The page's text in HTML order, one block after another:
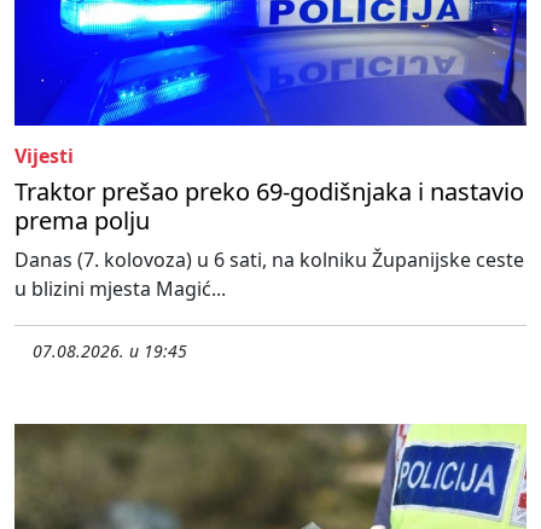
Vijesti
Traktor prešao preko 69-godišnjaka i nastavio
prema polju
Danas (7. kolovoza) u 6 sati, na kolniku Županijske ceste
u blizini mjesta Magić...
07.08.2026. u 19:45